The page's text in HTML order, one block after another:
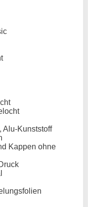
Alu-Kunststoff
Kappen ohne